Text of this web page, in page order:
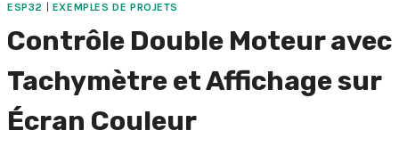
ESP32 EXEMPLES DE PROJETS
Contrôle Double Moteur avec
Tachymètre et Affichage sur
Écran Couleur